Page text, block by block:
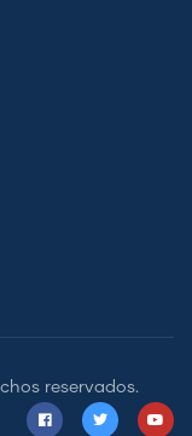
reservados.